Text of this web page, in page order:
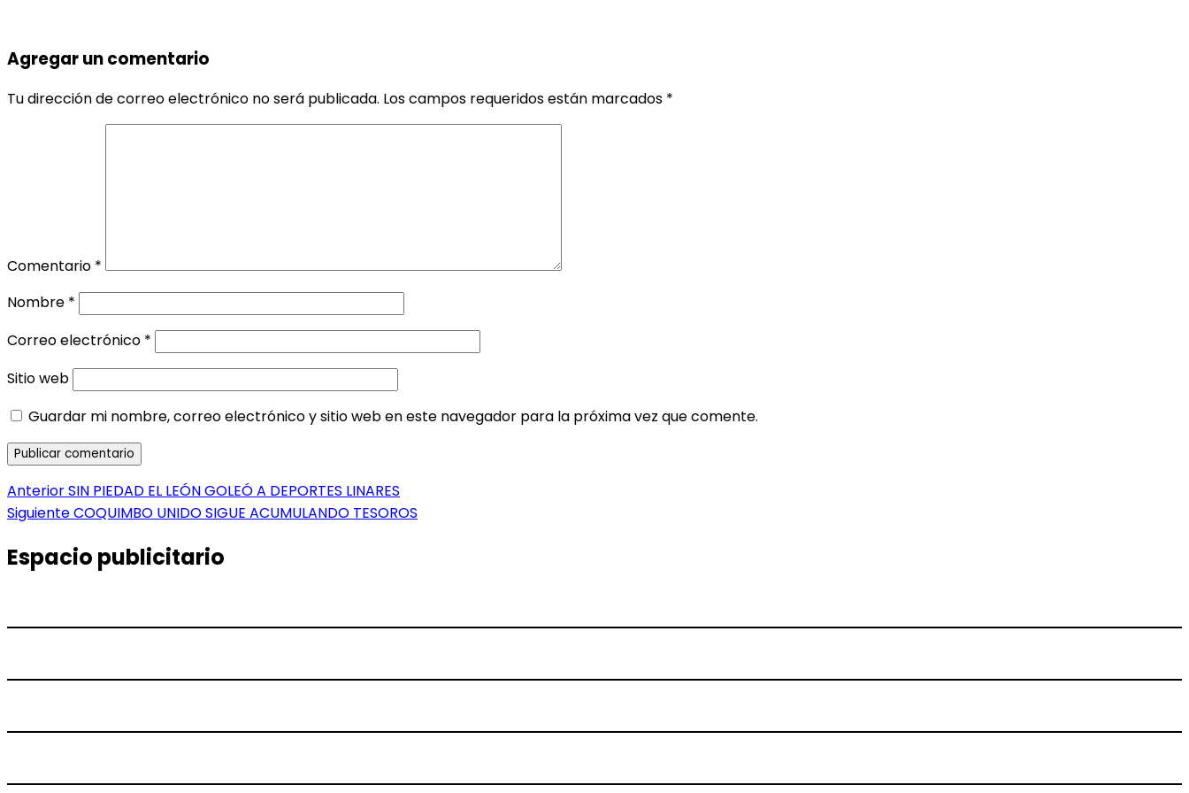
Agregar un comentario
Tu dirección de correo electrónico no será publicada. Los campos requeridos están marcados *
Comentario *
Nombre *
Correo electrónico *
Sitio web
Guardar mi nombre, correo electrónico y sitio web en este navegador para la próxima vez que comente.
Navegación
de
entradas
AnteriorEntrada
anterior:
SIN PIEDAD EL LEÓN GOLEÓ A DEPORTES LINARES
SiguienteEntrada
COQUIMBO UNIDO SIGUE ACUMULANDO TESOROS
Espacio publicitario